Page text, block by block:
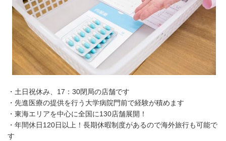
・土日祝休み、17：30閉局の店舗です
・先進医療の提供を行う大学病院門前で経験が積めます
・東海エリアを中心に全国に130店舗展開！
・年間休日120日以上！長期休暇制度があるので海外旅行も可能で
す